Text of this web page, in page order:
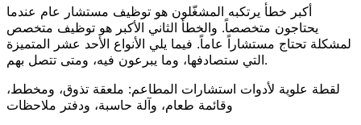
أكبر خطأ يرتكبه المشغّلون هو توظيف مستشار عام عندما
يحتاجون متخصصاً. والخطأ الثاني الأكبر هو توظيف متخصص
لمشكلة تحتاج مستشاراً عاماً. فيما يلي الأنواع الأحد عشر المتميزة
التي ستصادفها، وما يبرعون فيه، ومتى تتصل بهم.
لقطة علوية لأدوات استشارات المطاعم: ملعقة تذوق، ومخطط،
وقائمة طعام، وآلة حاسبة، ودفتر ملاحظات